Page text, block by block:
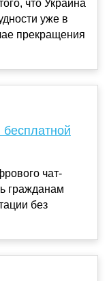
что Украина
уже в
прекращения
бесплатной
чат-
гражданам
без